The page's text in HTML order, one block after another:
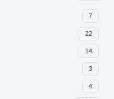
7
22
14
3
4